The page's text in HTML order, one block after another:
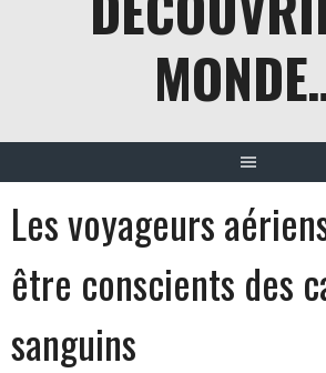
Les voyageurs
être conscients des
sanguins